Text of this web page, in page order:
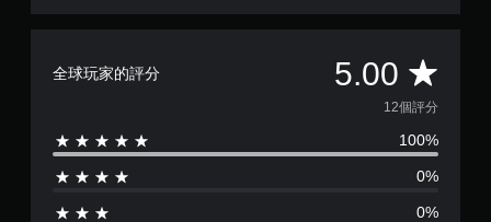
全球玩家的評分 5.00 平
均
評
分
12個評分
100%
0%
0%